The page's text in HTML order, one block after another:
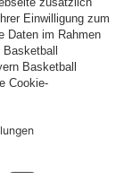
FAQ Kontakt